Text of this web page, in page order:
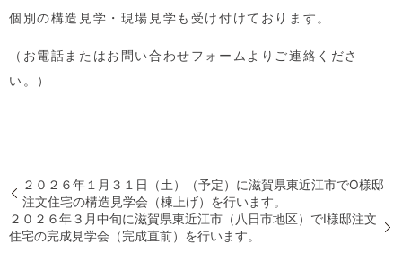
個別の構造見学・現場見学も受け付けております。
（お電話またはお問い合わせフォームよりご連絡くださ
い。）
２０２６年１月３１日（土）（予定）に滋賀県東近江市でO様邸
注文住宅の構造見学会（棟上げ）を行います。
２０２６年３月中旬に滋賀県東近江市（八日市地区）でI様邸注文
住宅の完成見学会（完成直前）を行います。